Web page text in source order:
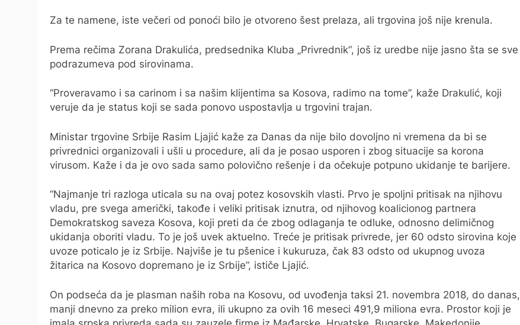
Za te namene, iste večeri od ponoći bilo je otvoreno šest prelaza, ali trgovina još nije krenula.
Prema rečima Zorana Drakulića, predsednika Kluba „Privrednik“, još iz uredbe nije jasno šta se sve
podrazumeva pod sirovinama.
“Proveravamo i sa carinom i sa našim klijentima sa Kosova, radimo na tome”, kaže Drakulić, koji
veruje da je status koji se sada ponovo uspostavlja u trgovini trajan.
Ministar trgovine Srbije Rasim Ljajić kaže za Danas da nije bilo dovoljno ni vremena da bi se
privrednici organizovali i ušli u procedure, ali da je posao usporen i zbog situacije sa korona
virusom. Kaže i da je ovo sada samo polovično rešenje i da očekuje potpuno ukidanje te barijere.
“Najmanje tri razloga uticala su na ovaj potez kosovskih vlasti. Prvo je spoljni pritisak na njihovu
vladu, pre svega američki, takođe i veliki pritisak iznutra, od njihovog koalicionog partnera
Demokratskog saveza Kosova, koji preti da će zbog odlaganja te odluke, odnosno delimičnog
ukidanja oboriti vladu. To je još uvek aktuelno. Treće je pritisak privrede, jer 60 odsto sirovina koje
uvoze poticalo je iz Srbije. Najviše je tu pšenice i kukuruza, čak 83 odsto od ukupnog uvoza
žitarica na Kosovo dopremano je iz Srbije”, ističe Ljajić.
On podseća da je plasman naših roba na Kosovu, od uvođenja taksi 21. novembra 2018, do danas,
manji dnevno za preko milion evra, ili ukupno za ovih 16 meseci 491,9 miliona evra. Prostor koji je